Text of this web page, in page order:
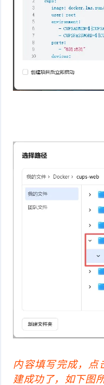
内容填写完成，点
建成功了，如下图